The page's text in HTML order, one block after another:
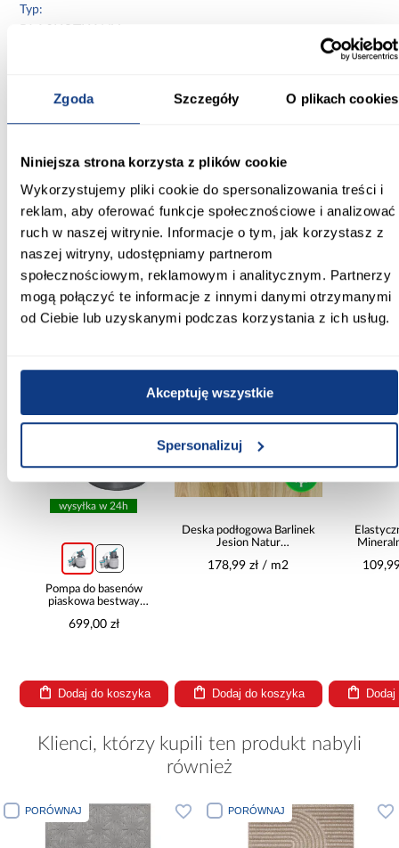
Zgoda Szczegóły O plikach cookies
Niniejsza strona korzysta z plików cookie
Wykorzystujemy pliki cookie do spersonalizowania treści i
reklam, aby oferować funkcje społecznościowe i analizować
ruch w naszej witrynie. Informacje o tym, jak korzystasz z
naszej witryny, udostępniamy partnerom
społecznościowym, reklamowym i analitycznym. Partnerzy
mogą połączyć te informacje z innymi danymi otrzymanymi
od Ciebie lub uzyskanymi podczas korzystania z ich usług.
Akceptuję wszystkie
Spersonalizuj
Typ:
Zastosowanie/przenaczenie:
Przeznaczenie:
zewnętrzne/wewnętrzne
Zobacz więcej >
Inni Klienci sprawdzali również
wysyłka w 24h
Pompa do basenów
piaskowa bestway
699,00 zł
Dodaj do koszyka
Deska podłogowa Barlinek
Jesion Natur
178,99 zł / m2
Dodaj do koszyka
Klienci, którzy kupili ten produkt nabyli
również
PORÓWNAJ PORÓWNAJ